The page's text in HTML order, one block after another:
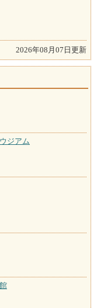
2026年08月07日更新
ジアム